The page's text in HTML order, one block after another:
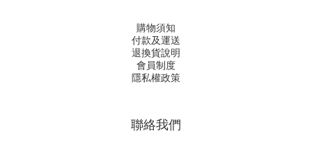
購物須知
付款及運送
退換貨說明
會員制度
隱私權政策
聯絡我們